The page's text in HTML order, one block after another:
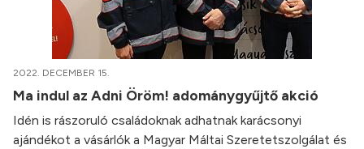
2022. DECEMBER 15.
Ma indul az Adni Öröm! adománygyűjtő akció
Idén is rászoruló családoknak adhatnak karácsonyi
ajándékot a vásárlók a Magyar Máltai Szeretetszolgálat és